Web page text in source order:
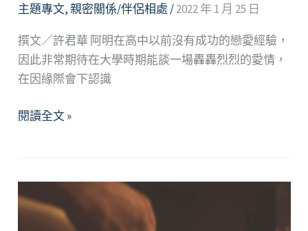
親
密
與
安
的
主題專文,親密關係/伴侶相處 /2022 年 1 月 25 日
撰文／許君華 阿明在高中以前沒有成功的戀愛經驗，
因此非常期待在大學時期能談一場轟轟烈烈的愛情，
在因緣際會下認識
愛
停
看
閱讀全文 »